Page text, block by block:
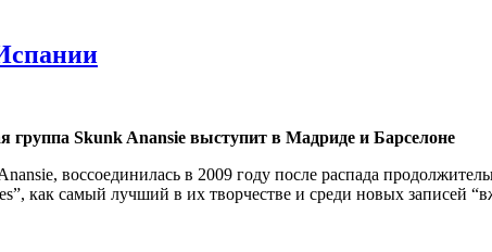
группа Skunk Anansie выступит в Мадриде и Барселоне
воссоединилась в 2009 году после распада
как самый лучший в их творчестве и среди новых записей